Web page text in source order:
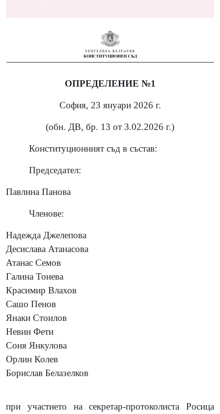
ОПРЕДЕЛЕНИЕ №1
София, 23 януари 2026 г.
(обн. ДВ, бр. 13 от 3.02.2026 г.)
Конституционният съд в състав:
Председател:
Павлина Панова
Членове:
Надежда Джелепова
Десислава Атанасова
Атанас Семов
Галина Тонева
Красимир Влахов
Сашо Пенов
Янаки Стоилов
Невин Фети
Соня Янкулова
Орлин Колев
Борислав Белазелков
при участието на секретар-протоколиста Росица